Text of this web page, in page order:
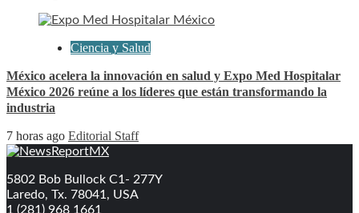
Ciencia y Salud
México acelera la innovación en salud y Expo Med Hospitalar
México 2026 reúne a los líderes que están transformando la
industria
7 horas ago Editorial Staff
5802 Bob Bullock C1- 277Y
Laredo, Tx. 78041, USA
1 (281) 968 1661